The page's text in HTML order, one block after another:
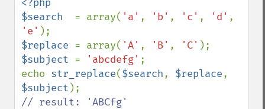
<?php
$search = array( 'a' , 'b' , 'c' , 'd'
'e'
$replace = array( 'A' , 'B' , 'C'
$subject = 'abcdefg' ;
echo str_replace($search, $replace
$subject
// result: 'ABCfg'